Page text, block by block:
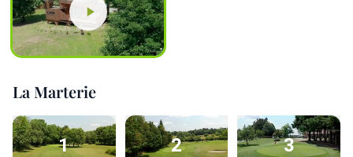
La Marterie
1 2 3